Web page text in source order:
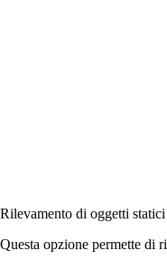
Rilevamento di oggetti statici
Questa opzione permette di